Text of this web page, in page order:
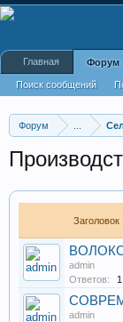
Форум
Заголовок
admin
Ответов:
1
admin
Главная Форум
Поиск сообщений